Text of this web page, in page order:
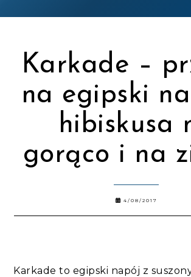
Karkade –
na egipski
hibiskusa
gorąco i na
4/08/2017
Karkade to egipski napój z